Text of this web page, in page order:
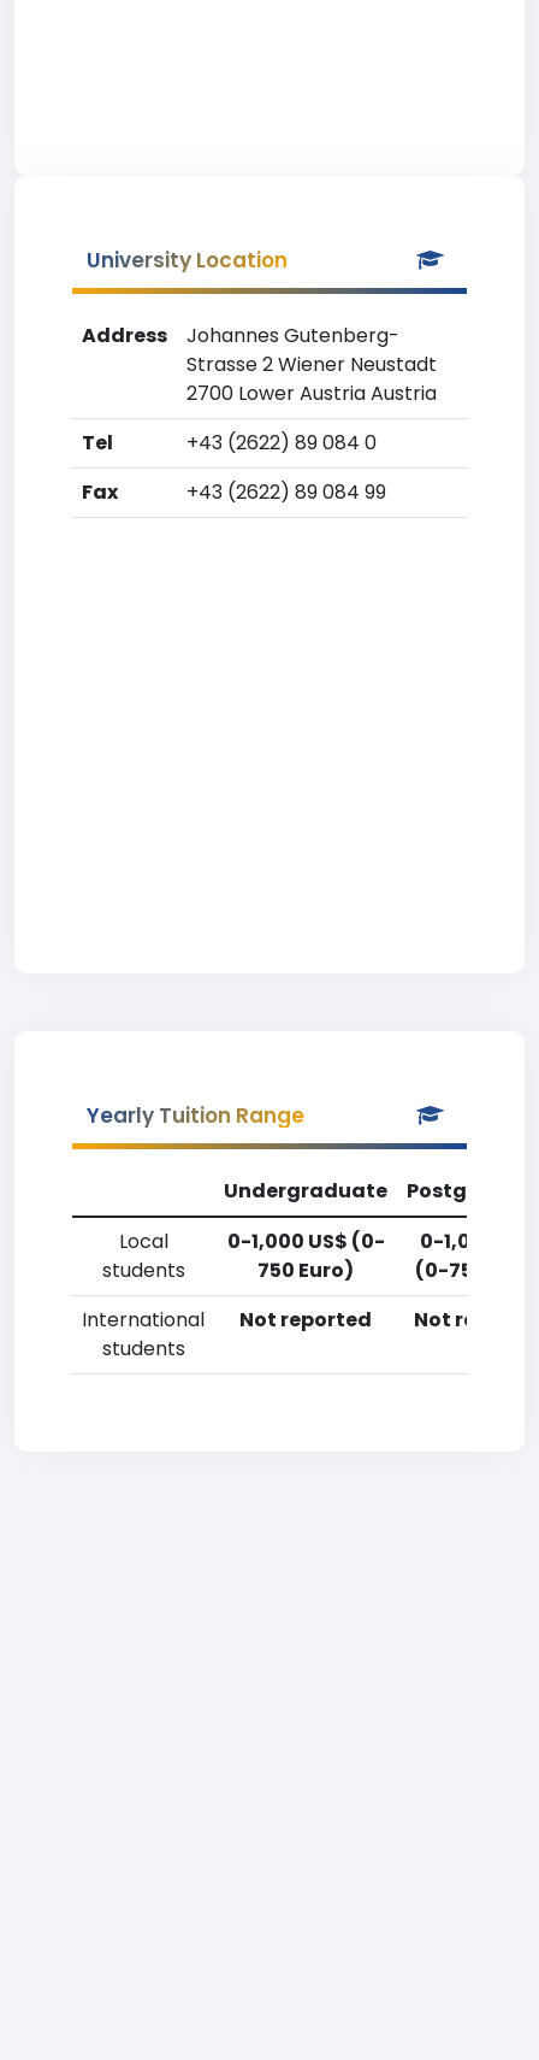
University Location
Address
Johannes Gutenberg-
Strasse 2 Wiener Neustadt
2700 Lower Austria Austria
Tel
+43 (2622) 89 084 0
Fax
+43 (2622) 89 084 99
Yearly Tuition Range
Undergraduate
Local
students
0-1,000 US$ (0-
750 Euro)
0-1,000 US$
(0-750
International
students
Not reported Not